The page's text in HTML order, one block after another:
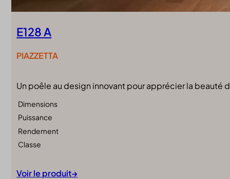
E128 A
PIAZZETTA
Un poêle au design innovant pour apprécier la beauté
Dimensions
Puissance
Rendement
Classe
Voir le produit